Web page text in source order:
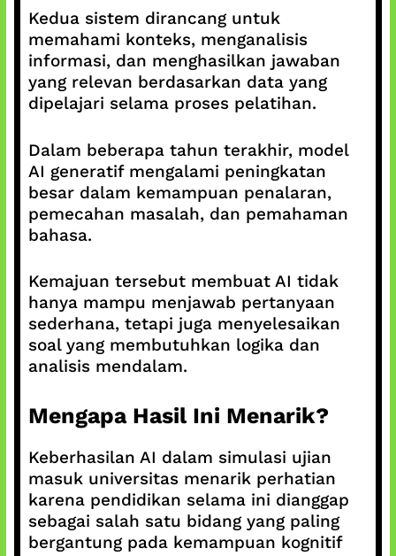
Kedua sistem dirancang untuk
memahami konteks, menganalisis
informasi, dan menghasilkan jawaban
yang relevan berdasarkan data yang
dipelajari selama proses pelatihan.
Dalam beberapa tahun terakhir, model
AI generatif mengalami peningkatan
besar dalam kemampuan penalaran,
pemecahan masalah, dan pemahaman
bahasa.
Kemajuan tersebut membuat AI tidak
hanya mampu menjawab pertanyaan
sederhana, tetapi juga menyelesaikan
soal yang membutuhkan logika dan
analisis mendalam.
Mengapa Hasil Ini Menarik?
Keberhasilan AI dalam simulasi ujian
masuk universitas menarik perhatian
karena pendidikan selama ini dianggap
sebagai salah satu bidang yang paling
bergantung pada kemampuan kognitif